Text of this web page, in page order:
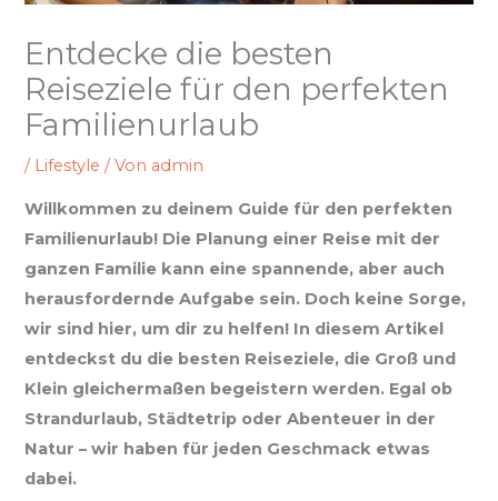
Entdecke die besten
Reiseziele für den perfekten
Familienurlaub
/ Lifestyle / Von admin
Willkommen zu deinem Guide für den perfekten
Familienurlaub! Die Planung einer Reise mit der
ganzen Familie kann eine spannende, aber auch
herausfordernde Aufgabe sein. Doch keine Sorge,
wir sind hier, um dir zu helfen! In diesem Artikel
entdeckst du die besten Reiseziele, die Groß und
Klein gleichermaßen begeistern werden. Egal ob
Strandurlaub, Städtetrip oder Abenteuer in der
Natur – wir haben für jeden Geschmack etwas
dabei.